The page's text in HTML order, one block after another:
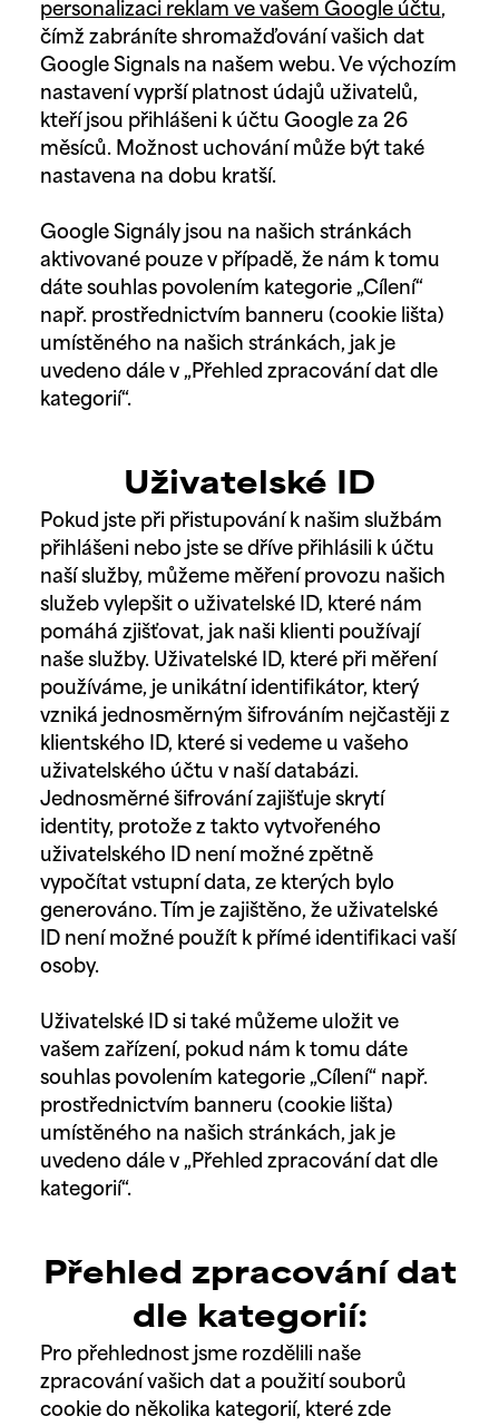
personalizaci reklam ve vašem Google účtu,
čímž zabráníte shromažďování vašich dat
Google Signals na našem webu. Ve výchozím
nastavení vyprší platnost údajů uživatelů,
kteří jsou přihlášeni k účtu Google za 26
měsíců. Možnost uchování může být také
nastavena na dobu kratší.
Google Signály jsou na našich stránkách
aktivované pouze v případě, že nám k tomu
dáte souhlas povolením kategorie „Cílení“
např. prostřednictvím banneru (cookie lišta)
umístěného na našich stránkách, jak je
uvedeno dále v „Přehled zpracování dat dle
kategorií“.
Uživatelské ID
Pokud jste při přistupování k našim službám
přihlášeni nebo jste se dříve přihlásili k účtu
naší služby, můžeme měření provozu našich
služeb vylepšit o uživatelské ID, které nám
pomáhá zjišťovat, jak naši klienti používají
naše služby. Uživatelské ID, které při měření
používáme, je unikátní identifikátor, který
vzniká jednosměrným šifrováním nejčastěji z
klientského ID, které si vedeme u vašeho
uživatelského účtu v naší databázi.
Jednosměrné šifrování zajišťuje skrytí
identity, protože z takto vytvořeného
uživatelského ID není možné zpětně
vypočítat vstupní data, ze kterých bylo
generováno. Tím je zajištěno, že uživatelské
ID není možné použít k přímé identifikaci vaší
osoby.
Uživatelské ID si také můžeme uložit ve
vašem zařízení, pokud nám k tomu dáte
souhlas povolením kategorie „Cílení“ např.
prostřednictvím banneru (cookie lišta)
umístěného na našich stránkách, jak je
uvedeno dále v „Přehled zpracování dat dle
kategorií“.
Přehled zpracování dat
dle kategorií:
Pro přehlednost jsme rozdělili naše
zpracování vašich dat a použití souborů
cookie do několika kategorií, které zde